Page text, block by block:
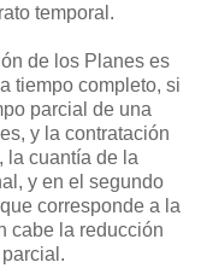
temporal.
de los Planes es
tiempo completo, si
parcial de una
y la contratación
la cuantía de la
y en el segundo
corresponde a la
cabe la reducción